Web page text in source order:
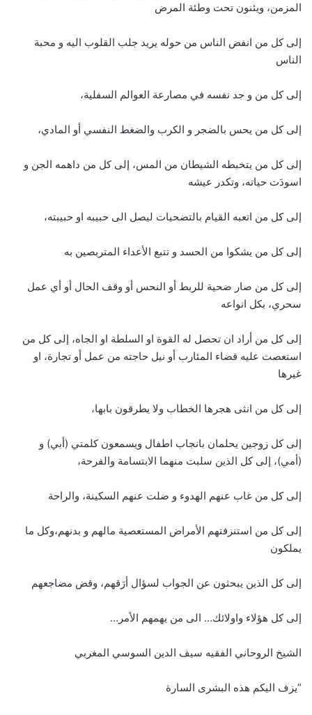
المزمن، ويئنون تحت وطئة المرض
إلى كل من انفض الناس من حوله يريد جلب القلوب اليه و محبة
الناس
إلى كل من و جد نفسه في مصارعة العوالم السفلية،
إلى كل من يحس بالضجر و الكرب والضغط النفسي أو المادي،
إلى كل من يتخبطه الشيطان من المس، إلى كل من داهمه الجن و
اسودَت حياته، وتكدر عيشه
إلى كل من اتعبه القيام بالتضحيات ليصل الى حبيبه او حبيبته،
إلى كل من يشكوا من الحسد و تتبع الأعداء المتربصين به
إلى كل من صار ضحية للربط أو النحس أو وقف الحال أو أي عمل
سحري، بكل انواعه
إلى كل من أراد ان تحصل له القوة او السلطة او الجاه، إلى كل من
استعصت عليه قضاء المئارب أو نيل حاجته من عمل أو تجارة، او
غيرها
إلى كل من انثى هجرها الخطاب ولا يطرقون بابها،
إلى كل زوجين يحلمان بانجاب اطفال ويسمعون كلمتي (أبي) و
(أمي)، إلى كل الذين سلبت منهما الابتسامة والفرحة،
إلى كل من غاب عنهم الهدوء و ضلت عنهم السكينة، والراحة
إلى كل من استنزفتهم الأمراض المستعصية مالهم و بدنهم،وكل ما
يملكون
إلى كل الذين يبحثون عن الجواب لسؤال أرَقهم، وقض مضاجعهم
إلى كل هؤلاء واولائك… الى من يهمهم الأمر…
الشيخ الروحاني الفقيه سيف الدين السوسي المغربي
“يزف اليكم هذه البشرى السارة